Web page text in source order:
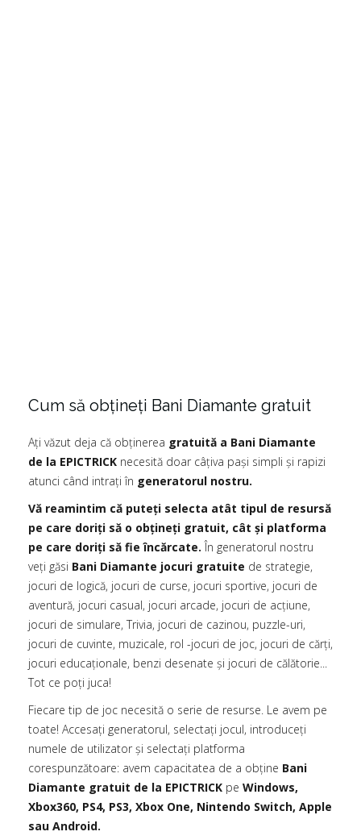
Cum să obțineți Bani Diamante gratuit
Ați văzut deja că obținerea gratuită a Bani Diamante
de la EPICTRICK necesită doar câțiva pași simpli și rapizi
atunci când intrați în generatorul nostru.
Vă reamintim că puteți selecta atât tipul de resursă
pe care doriți să o obțineți gratuit, cât și platforma
pe care doriți să fie încărcate. În generatorul nostru
veți găsi Bani Diamante jocuri gratuite de strategie,
jocuri de logică, jocuri de curse, jocuri sportive, jocuri de
aventură, jocuri casual, jocuri arcade, jocuri de acțiune,
jocuri de simulare, Trivia, jocuri de cazinou, puzzle-uri,
jocuri de cuvinte, muzicale, rol -jocuri de joc, jocuri de cărți,
jocuri educaționale, benzi desenate și jocuri de călătorie...
Tot ce poți juca!
Fiecare tip de joc necesită o serie de resurse. Le avem pe
toate! Accesați generatorul, selectați jocul, introduceți
numele de utilizator și selectați platforma
corespunzătoare: avem capacitatea de a obține Bani
Diamante gratuit de la EPICTRICK pe Windows,
Xbox360, PS4, PS3, Xbox One, Nintendo Switch, Apple
sau Android.